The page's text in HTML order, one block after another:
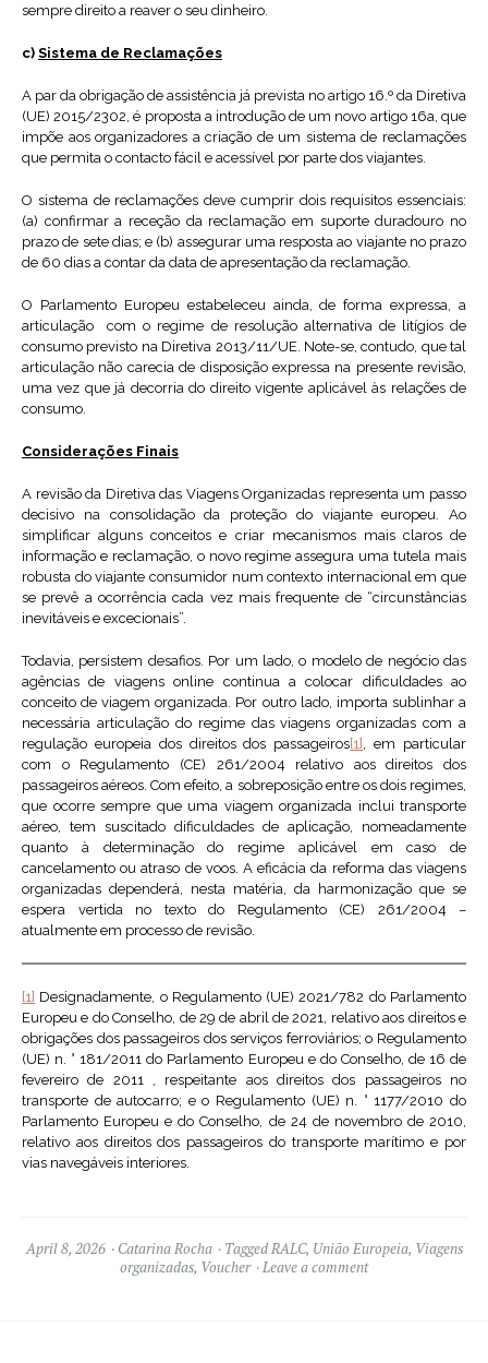
sempre direito a reaver o seu dinheiro.
c) Sistema de Reclamações
A par da obrigação de assistência já prevista no artigo 16.º da Diretiva
(UE) 2015/2302, é proposta a introdução de um novo artigo 16a, que
impõe aos organizadores a criação de um sistema de reclamações
que permita o contacto fácil e acessível por parte dos viajantes.
O sistema de reclamações deve cumprir dois requisitos essenciais:
(a) confirmar a receção da reclamação em suporte duradouro no
prazo de sete dias; e (b) assegurar uma resposta ao viajante no prazo
de 60 dias a contar da data de apresentação da reclamação.
O Parlamento Europeu estabeleceu ainda, de forma expressa, a
articulação com o regime de resolução alternativa de litígios de
consumo previsto na Diretiva 2013/11/UE. Note-se, contudo, que tal
articulação não carecia de disposição expressa na presente revisão,
uma vez que já decorria do direito vigente aplicável às relações de
consumo.
Considerações Finais
A revisão da Diretiva das Viagens Organizadas representa um passo
decisivo na consolidação da proteção do viajante europeu. Ao
simplificar alguns conceitos e criar mecanismos mais claros de
informação e reclamação, o novo regime assegura uma tutela mais
robusta do viajante consumidor num contexto internacional em que
se prevê a ocorrência cada vez mais frequente de “circunstâncias
inevitáveis e excecionais”.
Todavia, persistem desafios. Por um lado, o modelo de negócio das
agências de viagens online continua a colocar dificuldades ao
conceito de viagem organizada. Por outro lado, importa sublinhar a
necessária articulação do regime das viagens organizadas com a
regulação europeia dos direitos dos passageiros[1] , em particular
com o Regulamento (CE) 261/2004 relativo aos direitos dos
passageiros aéreos. Com efeito, a sobreposição entre os dois regimes,
que ocorre sempre que uma viagem organizada inclui transporte
aéreo, tem suscitado dificuldades de aplicação, nomeadamente
quanto à determinação do regime aplicável em caso de
cancelamento ou atraso de voos. A eficácia da reforma das viagens
organizadas dependerá, nesta matéria, da harmonização que se
espera vertida no texto do Regulamento (CE) 261/2004 –
atualmente em processo de revisão.
[1] Designadamente, o Regulamento (UE) 2021/782 do Parlamento
Europeu e do Conselho, de 29 de abril de 2021, relativo aos direitos e
obrigações dos passageiros dos serviços ferroviários; o Regulamento
(UE) n. ° 181/2011 do Parlamento Europeu e do Conselho, de 16 de
fevereiro de 2011 , respeitante aos direitos dos passageiros no
transporte de autocarro; e o Regulamento (UE) n. ° 1177/2010 do
Parlamento Europeu e do Conselho, de 24 de novembro de 2010,
relativo aos direitos dos passageiros do transporte marítimo e por
vias navegáveis interiores.
April 8, 2026 Catarina Rocha TaggedRALC, União Europeia, Viagens
organizadas, Voucher Leave a comment